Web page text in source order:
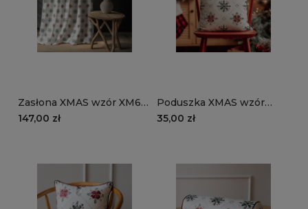
Zasłona XMAS wzór XM66
| Zimowy ornament
147,00 zł
Poduszka XMAS wzór
XM66 | Zimowy ornament
35,00 zł